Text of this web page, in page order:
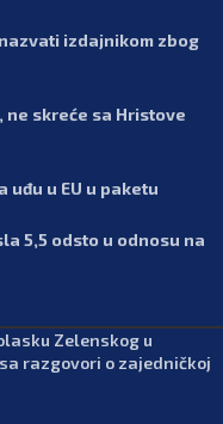
izdajnikom zbog
ne skreće sa Hristove
uđu u EU u paketu
5,5 odsto u odnosu na
Zelenskog u
razgovori o zajedničkoj